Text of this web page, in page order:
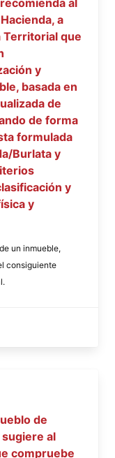
al
a
Territorial que
y
basada en
de
de forma
formulada
Burlata y
y
y
un inmueble,
consiguiente
de
al
compruebe